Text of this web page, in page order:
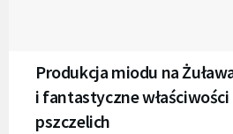
Produkcja miodu na
i fantastyczne
pszczelich